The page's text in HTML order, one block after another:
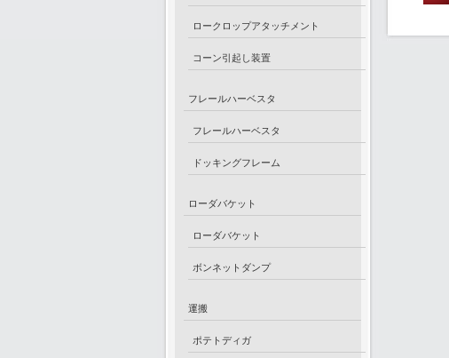
ロークロップアタッチメント
コーン引起し装置
フレールハーベスタ
フレールハーベスタ
ドッキングフレーム
ローダバケット
ローダバケット
ボンネットダンプ
運搬
ポテトディガ